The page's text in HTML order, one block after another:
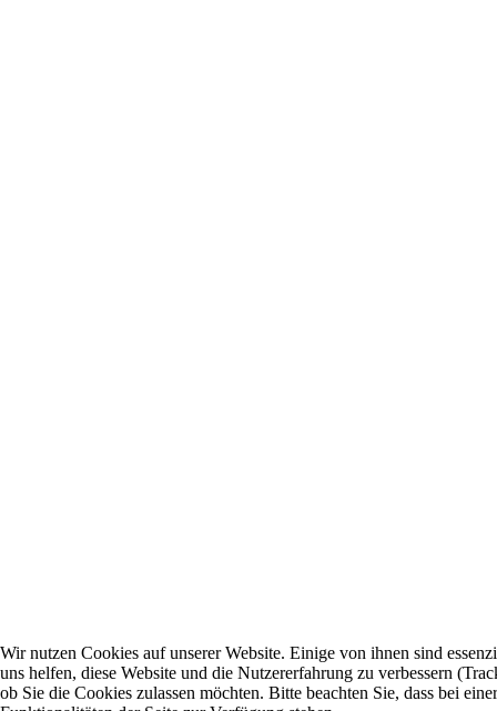
Wir nutzen Cookies auf unserer Website. Einige von ihnen sind
uns helfen, diese Website und die Nutzererfahrung zu verbessern
ob Sie die Cookies zulassen möchten. Bitte beachten Sie, dass bei